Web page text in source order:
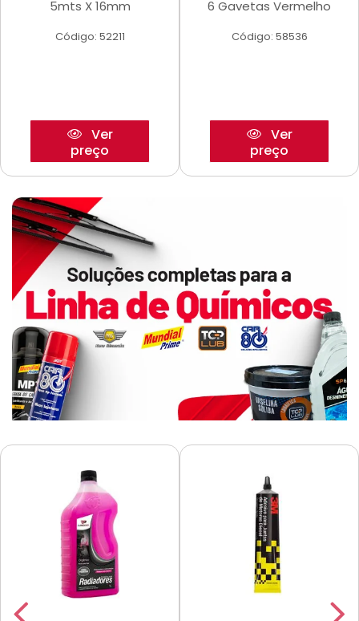
5mts X 16mm
Código: 52211
Ver
preço
6 Gavetas Vermelho
Código: 58536
Ver
preço